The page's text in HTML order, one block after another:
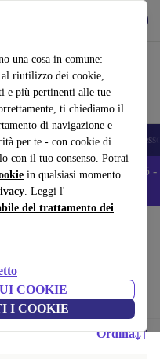
una cosa in comune:
riutilizzo dei cookie,
e più pertinenti alle tue
ti chiediamo il
di navigazione e
per te - con cookie di
con il tuo consenso. Potrai
in qualsiasi momento.
. Leggi l'
del trattamento dei
COOKIE
I COOKIE
Tablet Smartwatch
- Codice: ANDROID5 -
Ordina